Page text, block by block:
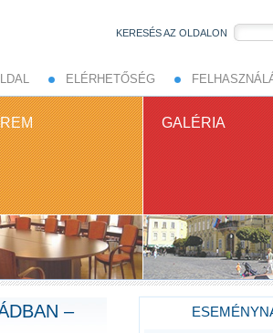
KERESÉS AZ OLDALON
ELÉRHETŐSÉG
GALÉRIA
–